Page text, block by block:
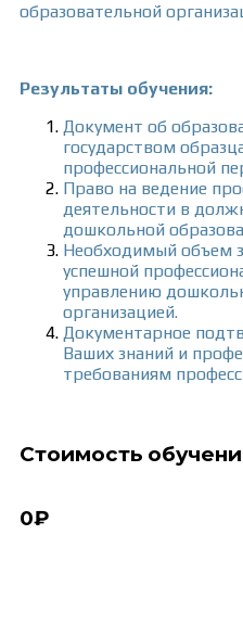
образовательной
Результаты обучения:
Документ об
государством
профессиональной
Право на ведение
деятельности в
дошкольной
Необходимый объем
успешной
управлению
организацией.
Документарное
Ваших знаний и
требованиям
Стоимость
0₽